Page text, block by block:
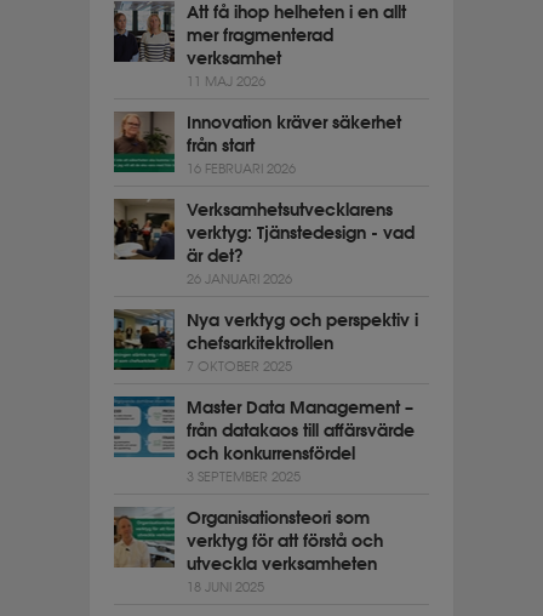
Att få ihop helheten i en allt
mer fragmenterad
verksamhet
11 MAJ 2026
Innovation kräver säkerhet
från start
16 FEBRUARI 2026
Verksamhetsutvecklarens
verktyg: Tjänstedesign - vad
är det?
26 JANUARI 2026
Nya verktyg och perspektiv i
chefsarkitektrollen
7 OKTOBER 2025
Master Data Management –
från datakaos till affärsvärde
och konkurrensfördel
3 SEPTEMBER 2025
Organisationsteori som
verktyg för att förstå och
utveckla verksamheten
18 JUNI 2025